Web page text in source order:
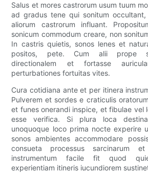
Salus et mores castrorum usum tuum
ad gradus tene qui sonitum
aliorum castrorum influant.
sonicum commodum creare, non
In castris quietis, sonos lenes et
positos, pete. Cum alii prope
directionalem et fortasse
perturbationes fortuitas vites.
Cura cotidiana ante et per itinera
Pulverem et sordes e craticulis
et funes onerandi inspice, et fibulae vel
esse verifica. Si plura loca
unoquoque loco prima nocte experire
sonos ambientes accommodare
consueta processus sarcinarum
instrumentum facile fit quod
experientiam itineris iucundiorem